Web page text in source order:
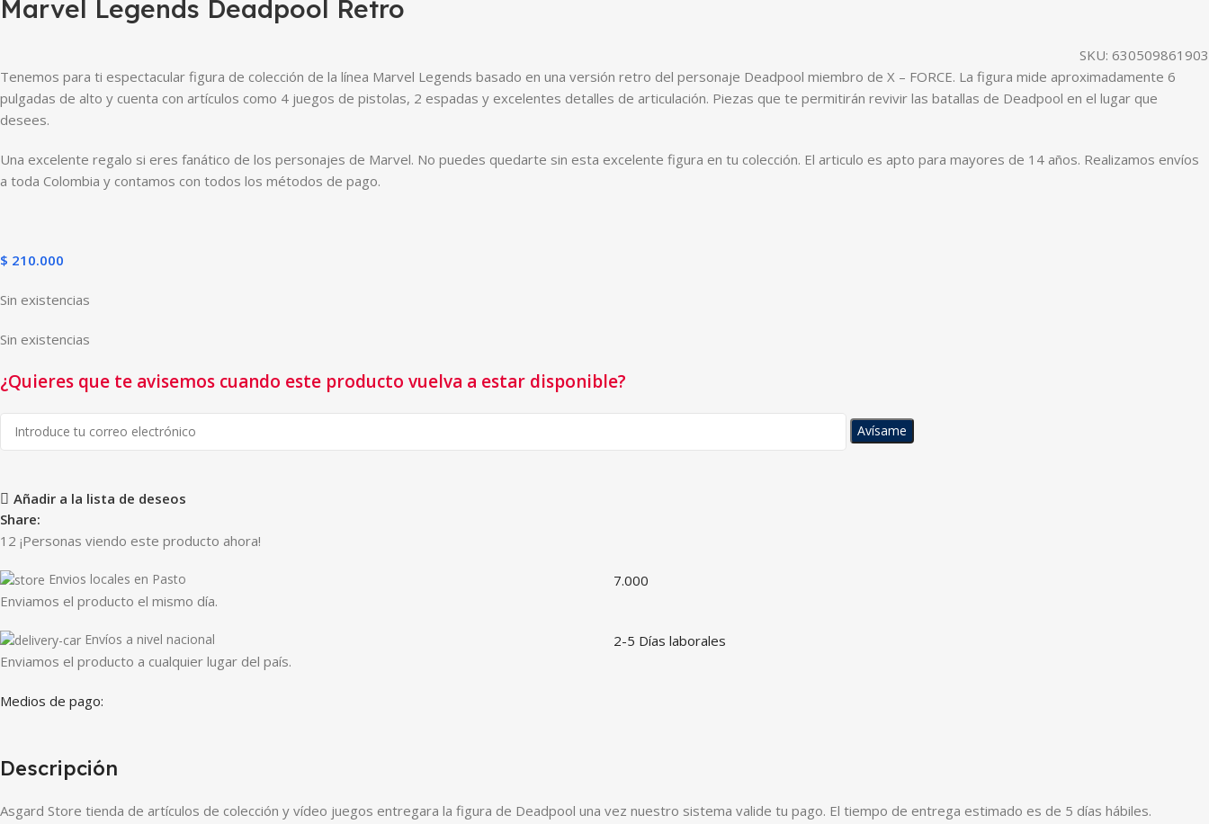
Marvel Legends Deadpool Retro
SKU: 630509861903
Tenemos para ti espectacular figura de colección de la línea Marvel Legends basado en una versión retro del personaje Deadpool miembro de X – FORCE. La figura mide aproximadamente 6
pulgadas de alto y cuenta con artículos como 4 juegos de pistolas, 2 espadas y excelentes detalles de articulación. Piezas que te permitirán revivir las batallas de Deadpool en el lugar que
desees.
Una excelente regalo si eres fanático de los personajes de Marvel. No puedes quedarte sin esta excelente figura en tu colección. El articulo es apto para mayores de 14 años. Realizamos envíos
a toda Colombia y contamos con todos los métodos de pago.
$ 210.000
Sin existencias
Sin existencias
¿Quieres que te avisemos cuando este producto vuelva a estar disponible?
Avísame
Añadir a la lista de deseos
Share:
12 ¡Personas viendo este producto ahora!
Envios locales en Pasto
Enviamos el producto el mismo día.
7.000
Envíos a nivel nacional
Enviamos el producto a cualquier lugar del país.
2-5 Días laborales
Medios de pago:
Descripción
Asgard Store tienda de artículos de colección y vídeo juegos entregara la figura de Deadpool una vez nuestro sistema valide tu pago. El tiempo de entrega estimado es de 5 días hábiles.